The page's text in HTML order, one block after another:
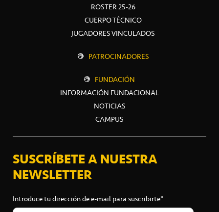
ROSTER 25-26
CUERPO TÉCNICO
JUGADORES VINCULADOS
PATROCINADORES
FUNDACIÓN
INFORMACIÓN FUNDACIONAL
NOTICIAS
CAMPUS
SUSCRÍBETE A NUESTRA
NEWSLETTER
Introduce tu dirección de e-mail para suscribirte*